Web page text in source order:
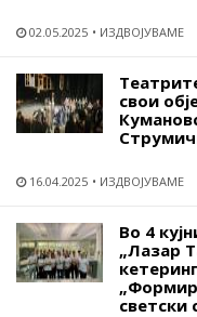
02.05.2025 ИЗДВОЈУВАМЕ
свои
16.04.2025 ИЗДВОЈУВАМЕ
Во 4
„Лазар
светски